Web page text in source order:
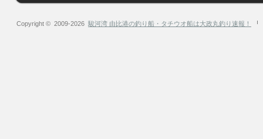
Copyright © 2009-2026 駿河湾 由比港の釣り船・タチウオ船は大政丸釣り速報！